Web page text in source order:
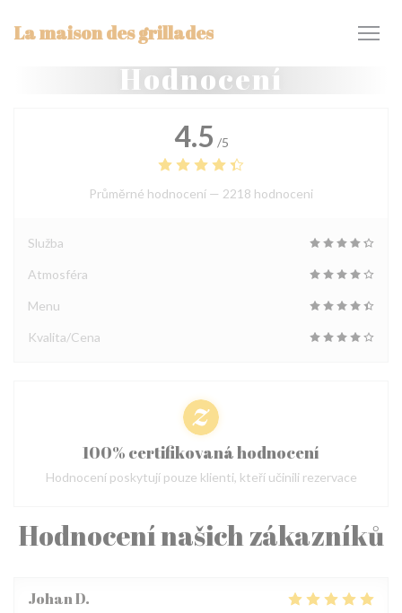
La maison des grillades
Hodnocení
Hodnocení našich zákazníků
JohanD
4.5 /5
Průměrné hodnocení — 2218 hodnoceni
Služba
Atmosféra
Menu
Kvalita/Cena
100% certifikovaná hodnocení
Hodnocení poskytují pouze klienti, kteří učinili rezervace